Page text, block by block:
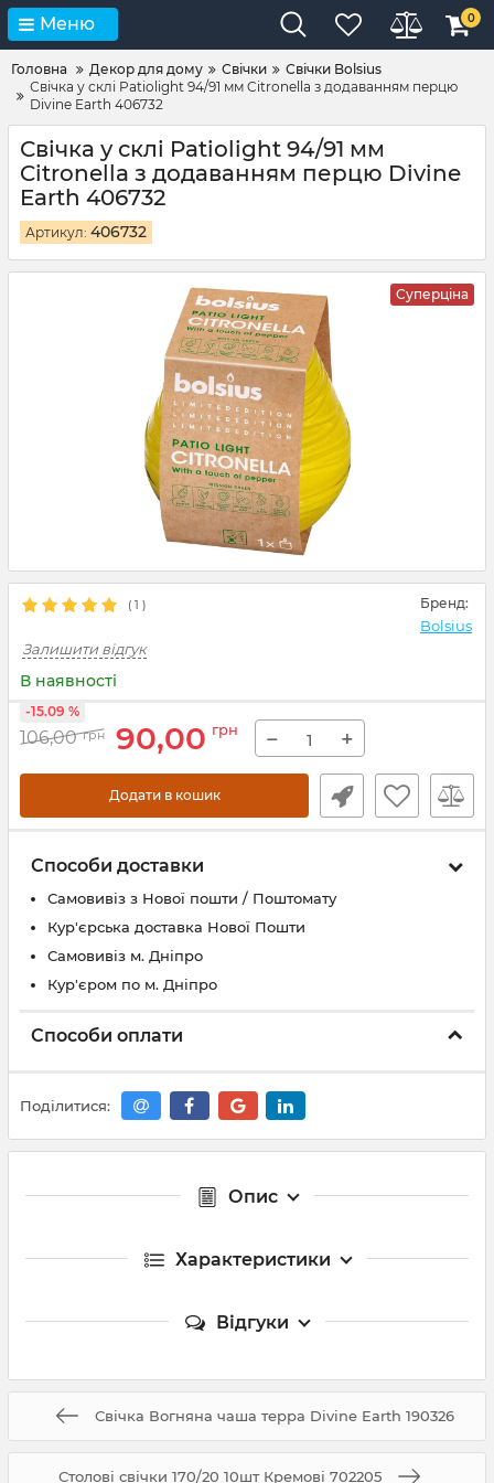
Меню 0
Головна Декор для дому Свічки
Свічки Bolsius
Свічка у склі Patiolight 94/91 мм Citronella з додаванням перцю
Divine Earth 406732
Свічка у склі Patiolight 94/91 мм
Citronella з додаванням перцю Divine
Earth 406732
Артикул: 406732
Суперціна
( 1 ) Бренд:
Bolsius
Залишити відгук
В наявності
106,00 грн 90,00 грн
-15.09 %
− +
Додати в кошик
Способи доставки
Самовивіз з Нової пошти / Поштомату
Кур'єрська доставка Нової Пошти
Самовивіз м. Дніпро
Кур'єром по м. Дніпро
Способи оплати
Поділитися:
Опис
Характеристики
Відгуки
Свічка Вогняна чаша терра Divine Earth 190326
Столові свічки 170/20 10шт Кремові 702205